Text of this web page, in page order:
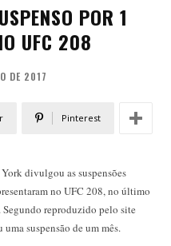
POR 1
UFC 208
DE 2017
Pinterest
divulgou as suspensões
no UFC 208, no último
reproduzido pelo site
suspensão de um mês.